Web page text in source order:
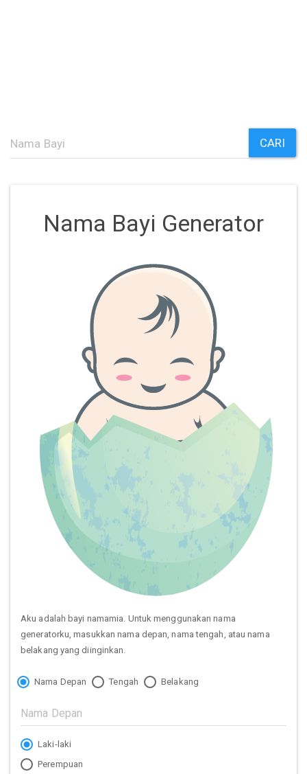
CARI
Nama Bayi Generator
Aku adalah bayi namamia. Untuk menggunakan nama
generatorku, masukkan nama depan, nama tengah, atau nama
belakang yang diinginkan.
Nama Depan Tengah Belakang
Laki-laki
Perempuan